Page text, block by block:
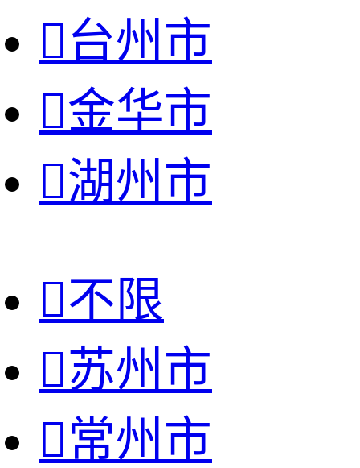
台州市
金华市
湖州市
不限
苏州市
常州市